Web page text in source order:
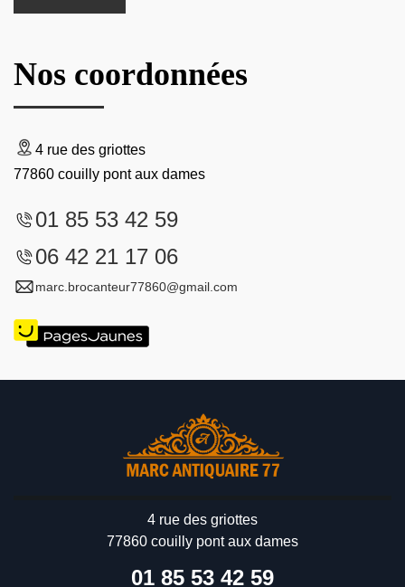
Nos coordonnées
4 rue des griottes
77860 couilly pont aux dames
01 85 53 42 59
06 42 21 17 06
marc.brocanteur77860@gmail.com
4 rue des griottes
77860 couilly pont aux dames
01 85 53 42 59